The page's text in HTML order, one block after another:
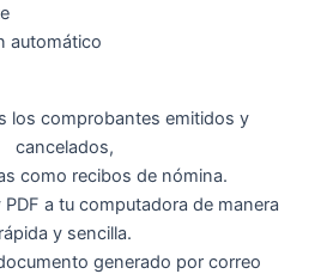
automático
los comprobantes emitidos y
cancelados,
como recibos de nómina.
PDF a tu computadora de manera
rápida y sencilla.
generado por correo